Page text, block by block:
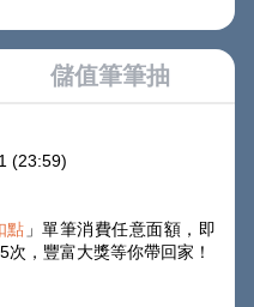
儲值筆筆抽
(23:59)
點 」單筆消費任意面額，即
，豐富大獎等你帶回家！